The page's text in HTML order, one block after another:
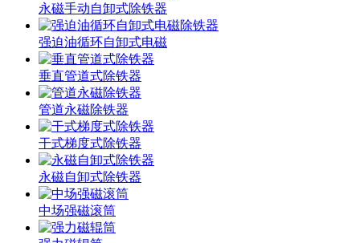
永磁手动自卸式除铁器
强迫油循环自卸式电磁
垂直管道式除铁器
管道永磁除铁器
干式梯度式除铁器
永磁自卸式除铁器
中场强磁滚筒